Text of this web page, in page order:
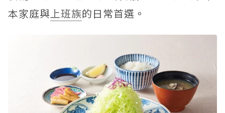
本家庭與上班族的日常首選。